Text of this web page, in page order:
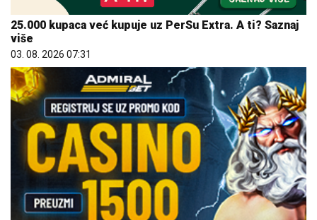
25.000 kupaca već kupuje uz PerSu Extra. A ti? Saznaj
više
03. 08. 2026 07:31